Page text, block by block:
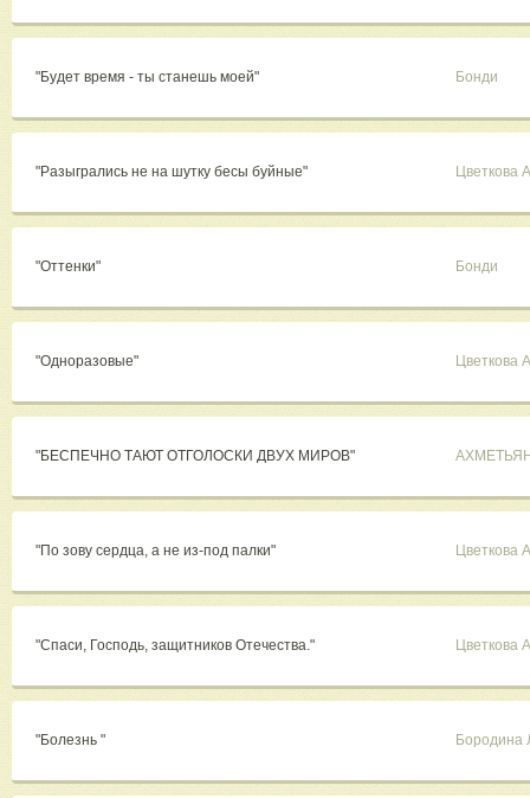
"Будет время - ты станешь моей" Бонди
"Разыгрались не на шутку бесы буйные" Цветкова
"Оттенки" Бонди
"Одноразовые" Цветкова
"БЕСПЕЧНО ТАЮТ ОТГОЛОСКИ ДВУХ МИРОВ"
"По зову сердца, а не из-под палки" Цветкова
"Спаси, Господь, защитников Отечества." Цветкова
"Болезнь " Бородина